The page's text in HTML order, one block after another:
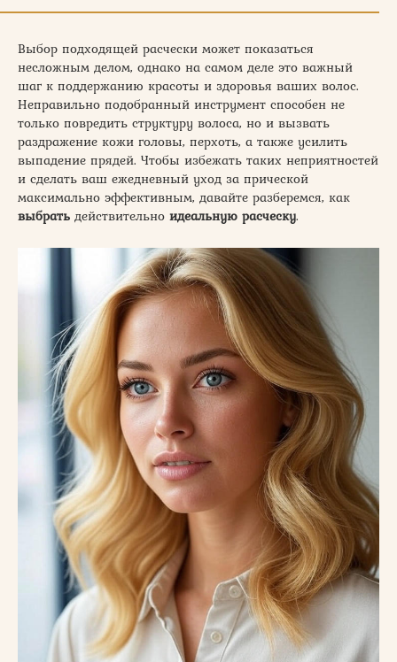
Выбор подходящей расчески может показаться
несложным делом, однако на самом деле это важный
шаг к поддержанию красоты и здоровья ваших волос.
Неправильно подобранный инструмент способен не
только повредить структуру волоса, но и вызвать
раздражение кожи головы, перхоть, а также усилить
выпадение прядей. Чтобы избежать таких неприятностей
и сделать ваш ежедневный уход за прической
максимально эффективным, давайте разберемся, как
выбрать действительно идеальную расческу.